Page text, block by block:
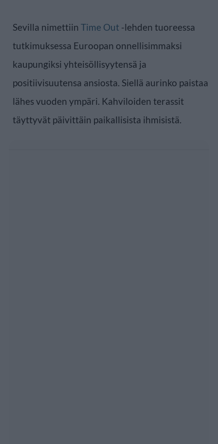
Sevilla nimettiin Time Out -lehden tuoreessa
tutkimuksessa Euroopan onnellisimmaksi
kaupungiksi yhteisöllisyytensä ja
positiivisuutensa ansiosta. Siellä aurinko paistaa
lähes vuoden ympäri. Kahviloiden terassit
täyttyvät päivittäin paikallisista ihmisistä.